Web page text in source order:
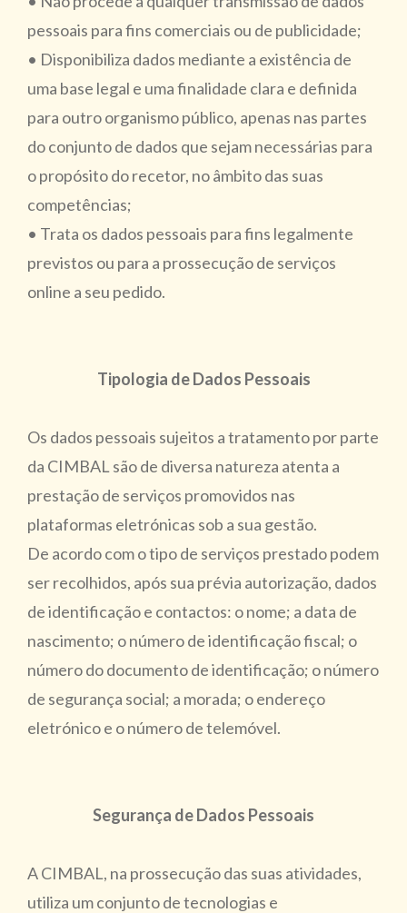
pessoais para fins comerciais ou de publicidade;
• Disponibiliza dados mediante a existência de
uma base legal e uma finalidade clara e definida
para outro organismo público, apenas nas partes
do conjunto de dados que sejam necessárias para
o propósito do recetor, no âmbito das suas
competências;
• Trata os dados pessoais para fins legalmente
previstos ou para a prossecução de serviços
online a seu pedido.
Tipologia de Dados Pessoais
Os dados pessoais sujeitos a tratamento por parte
da CIMBAL são de diversa natureza atenta a
prestação de serviços promovidos nas
plataformas eletrónicas sob a sua gestão.
De acordo com o tipo de serviços prestado podem
ser recolhidos, após sua prévia autorização, dados
de identificação e contactos: o nome; a data de
nascimento; o número de identificação fiscal; o
número do documento de identificação; o número
de segurança social; a morada; o endereço
eletrónico e o número de telemóvel.
Segurança de Dados Pessoais
A CIMBAL, na prossecução das suas atividades,
utiliza um conjunto de tecnologias e